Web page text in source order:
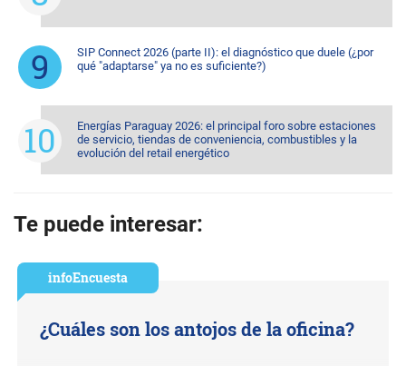
SIP Connect 2026 (parte II): el diagnóstico que duele (¿por
qué "adaptarse" ya no es suficiente?)
Energías Paraguay 2026: el principal foro sobre estaciones
de servicio, tiendas de conveniencia, combustibles y la
evolución del retail energético
Te puede interesar:
infoEncuesta
¿Cuáles son los antojos de la oficina?